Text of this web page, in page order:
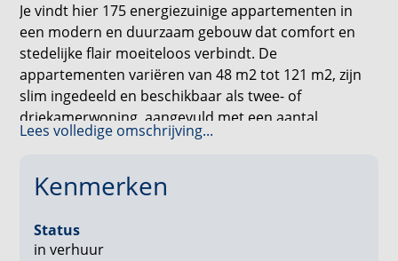
Je vindt hier 175 energiezuinige appartementen in
een modern en duurzaam gebouw dat comfort en
stedelijke flair moeiteloos verbindt. De
appartementen variëren van 48 m2 tot 121 m2, zijn
slim ingedeeld en beschikbaar als twee- of
driekamerwoning, aangevuld met een aantal
specials.
De woningen zijn zo goed als instapklaar en van alle
gemakken voorzien: de wanden worden afgewerkt
met vliesbehang en elk appartement beschikt over
een moderne witte keuken met inbouwapparatuur.
Lees volledige omschrijving...
Kenmerken
Status
in verhuur